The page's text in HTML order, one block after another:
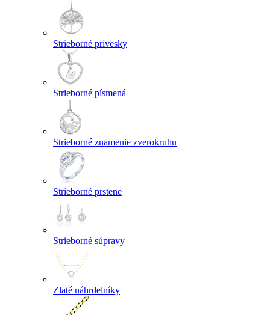
Strieborné prívesky
Strieborné písmená
Strieborné znamenie zverokruhu
Strieborné prstene
Strieborné súpravy
Zlaté náhrdelníky